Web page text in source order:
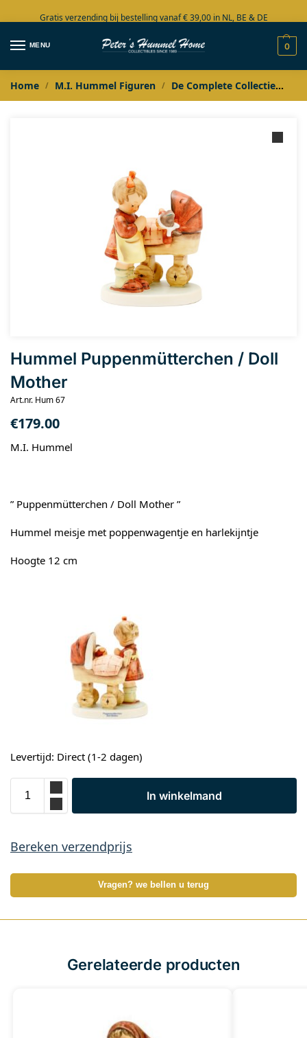
Gratis verzending bij bestelling vanaf € 39,00 in NL, BE & DE
Grote collectie in voorraad
MENU 0
Home / M.I. Hummel Figuren / De Complete Collectie
Hummel Puppenmütterchen / Doll
Mother
Art.nr. Hum 67
€179.00
M.I. Hummel
” Puppenmütterchen / Doll Mother ”
Hummel meisje met poppenwagentje en harlekijntje
Hoogte 12 cm
Levertijd: Direct (1-2 dagen)
In winkelmand
Bereken verzendprijs
Vragen? we bellen u terug
Gerelateerde producten